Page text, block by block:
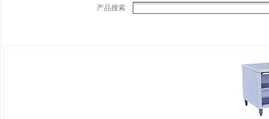
产品搜索